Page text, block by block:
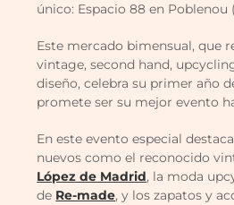
único: Espacio 88 en Poblenou
Este mercado bimensual, que
vintage, second hand,
diseño, celebra su primer año
promete ser su mejor evento
En este evento especial
nuevos como el reconocido
López de Madrid, la moda
de Re-made, y los zapatos y